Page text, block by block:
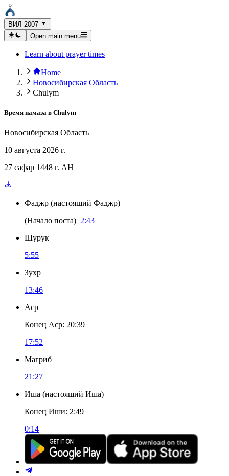
ВИЛ 2007
Open main menu
Learn about prayer times
Home
Новосибирская Область
Chulym
Время намаза в Chulym
Новосибирская Область
10 августа 2026 г.
27 сафар 1448 г. AH
Фаджр (настоящий Фаджр)
(Начало поста) 2:43
Шурук
5:55
Зухр
13:46
Аср
Конец Аср: 20:39
17:52
Магриб
21:27
Иша (настоящий Иша)
Конец Иши: 2:49
0:14